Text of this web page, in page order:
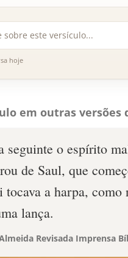
hoje
em outras versões
seguinte o espírito
de Saul, que
tocava a harpa,
lança.
Revisada Imprensa